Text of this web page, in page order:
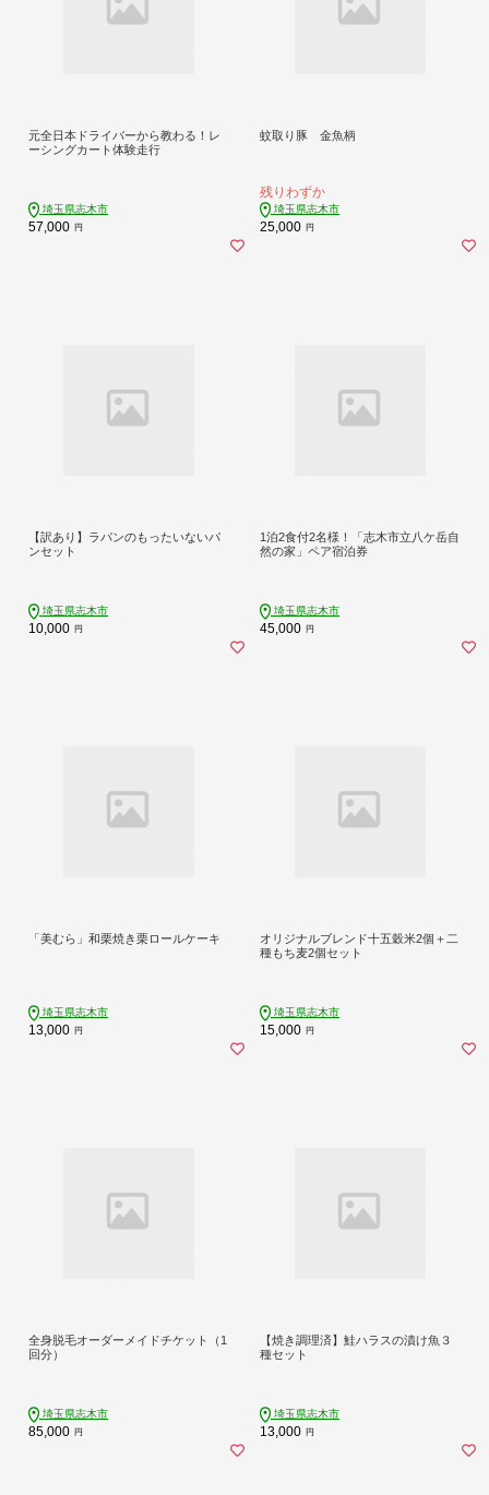
元全日本ドライバーから教わる！レ
ーシングカート体験走行
埼玉県志木市
57,000 円
蚊取り豚 金魚柄
残りわずか
埼玉県志木市
25,000 円
【訳あり】ラパンのもったいないパ
ンセット
埼玉県志木市
10,000 円
1泊2食付2名様！「志木市立八ケ岳自
然の家」ペア宿泊券
埼玉県志木市
45,000 円
「美むら」和栗焼き栗ロールケーキ
埼玉県志木市
13,000 円
オリジナルブレンド十五穀米2個＋二
種もち麦2個セット
埼玉県志木市
15,000 円
全身脱毛オーダーメイドチケット（1
回分）
埼玉県志木市
85,000 円
【焼き調理済】鮭ハラスの漬け魚３
種セット
埼玉県志木市
13,000 円